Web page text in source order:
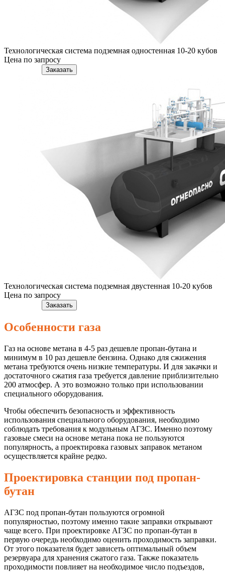
Технологическая система подземная одностенная 10-20 кубов
Цена по запросу
Заказать
Технологическая система подземная двустенная 10-20 кубов
Цена по запросу
Заказать
Особенности газа
Газ на основе метана в 4-5 раз дешевле пропан-бутана и
минимум в 10 раз дешевле бензина. Однако для сжижения
метана требуются очень низкие температуры. И для закачки и
достаточного сжатия газа требуется давление приблизительно
200 атмосфер. А это возможно только при использовании
специального оборудования.
Чтобы обеспечить безопасность и эффективность
использования специального оборудования, необходимо
соблюдать требования к модульным АГЗС. Именно поэтому
газовые смеси на основе метана пока не пользуются
популярность, а проектировка газовых заправок метаном
осуществляется крайне редко.
Проектировка станции под пропан-
бутан
АГЗС под пропан-бутан пользуются огромной
популярностью, поэтому именно такие заправки открывают
чаще всего. При проектировке АГЗС по пропан-бутан в
первую очередь необходимо оценить проходимость заправки.
От этого показателя будет зависеть оптимальный объем
резервуара для хранения сжатого газа. Также показатель
проходимости повлияет на необходимое число подъездов,